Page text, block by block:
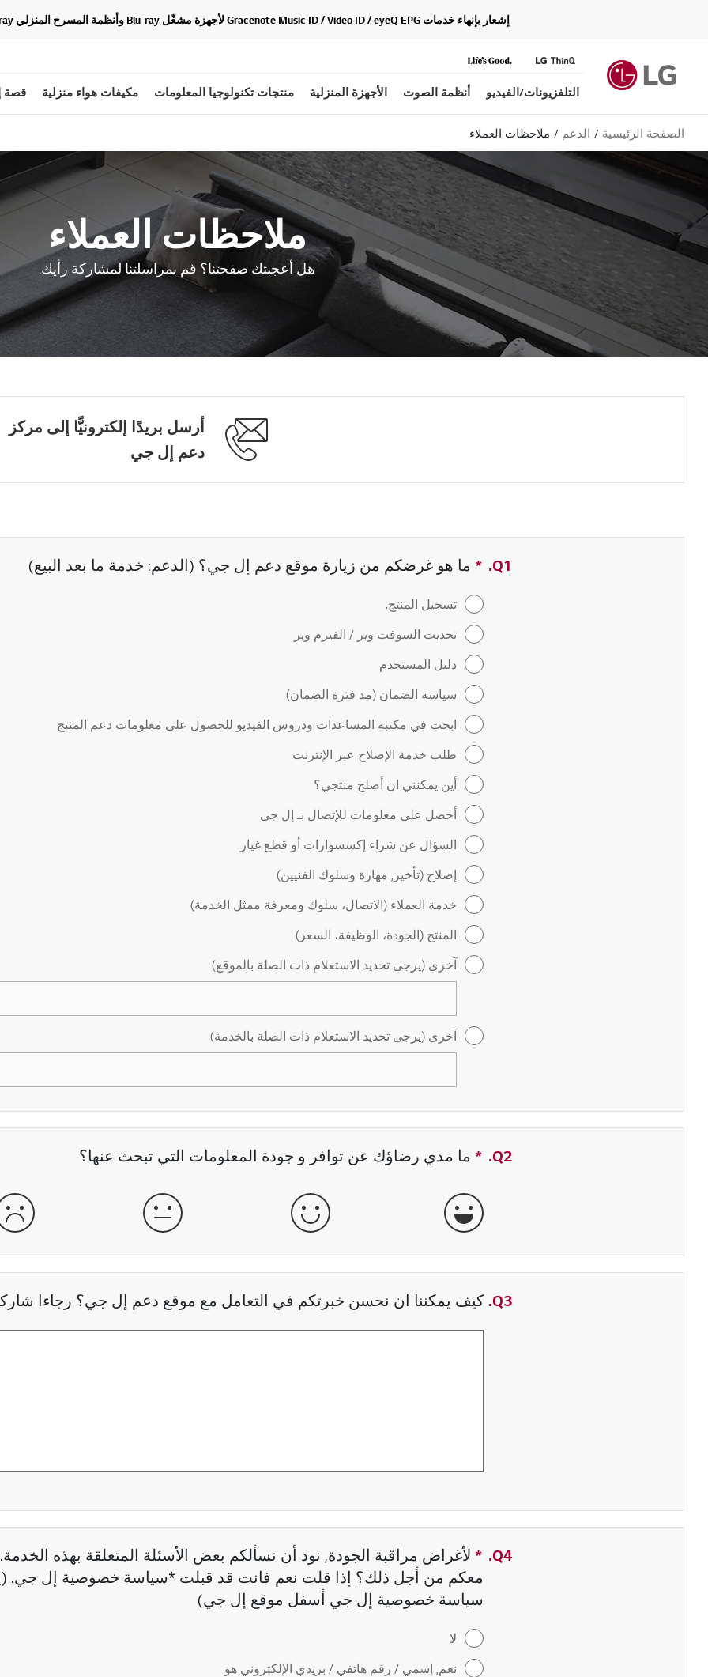
إشعار بإنهاء خدمات Gracenote Music ID / Video ID / eyeQ EPG لأجهزة مشغّل Blu-ray وأنظمة المسرح المنزلي Blu-ray، حيث لن تكون متاحة بعد الآن.
التلفزيونات/الفيديو أنظمة الصوت الأجهزة المنزلية منتجات تكنولوجيا المعلومات مكيفات هواء منزلية قصة
الصفحة الرئيسية الدعم ملاحظات العملاء
ملاحظات العملاء
هل أعجبتك صفحتنا؟ قم بمراسلتنا لمشاركة رأيك.
أرسل بريدًا إلكترونيًّا إلى مركز
دعم إل جي
Q1.
* حقل مطلوب
ما هو غرضكم من زيارة موقع دعم إل جي؟ (الدعم: خدمة ما بعد البيع)
تسجيل المنتج.
تحديث السوفت وير / الفيرم وير
دليل المستخدم
سياسة الضمان (مد فترة الضمان)
ابحث في مكتبة المساعدات ودروس الفيديو للحصول على معلومات دعم المنتج
طلب خدمة الإصلاح عبر الإنترنت
أين يمكنني ان أصلح منتجي؟
أحصل على معلومات للإتصال بـ إل جي
السؤال عن شراء إكسسوارات أو قطع غيار
إصلاح (تأخير, مهارة وسلوك الفنيين)
خدمة العملاء (الاتصال، سلوك ومعرفة ممثل الخدمة)
المنتج (الجودة، الوظيفة، السعر)
آخرى (يرجى تحديد الاستعلام ذات الصلة بالموقع)
آخرى (يرجى تحديد الاستعلام ذات الصلة بالخدمة)
Q2.
* حقل مطلوب
ما مدي رضاؤك عن توافر و جودة المعلومات التي تبحث عنها؟
جيدة جداً جيدة عادية
Q3. كيف يمكننا ان نحسن خبرتكم في التعامل مع موقع دعم إل جي؟ رجاءا
Q4.
* حقل مطلوب
لأغراض مراقبة الجودة, نود أن نسألكم بعض الأسئلة المتعلقة بهذه
معكم من أجل ذلك؟ إذا قلت نعم فانت قد قبلت *سياسة خصوصية إل جي.
سياسة خصوصية إل جي أسفل موقع إل جي)
لا
نعم, إسمي / رقم هاتفي / بريدي الإلكتروني هو